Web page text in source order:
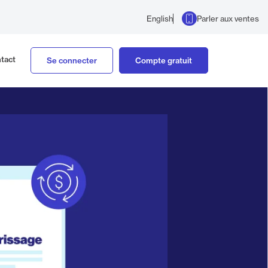
English Parler aux ventes
Se connecter Compte gratuit